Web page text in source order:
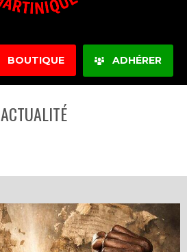
ADHÉRER
BOUTIQUE
ACTUALITÉ